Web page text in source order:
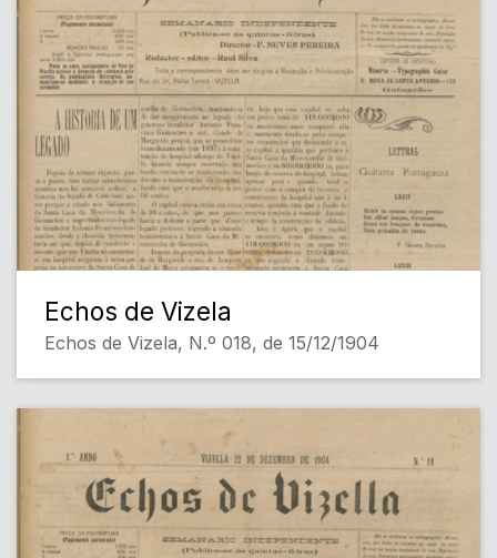
Echos de Vizela
Echos de Vizela, N.º 018, de 15/12/1904